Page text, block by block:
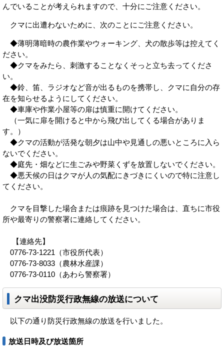
んでいることが考えられますので、十分にご注意ください。
クマに出遭わないために、次のことにご注意ください。
◆薄明薄暗時の農作業やウォーキング、犬の散歩等は控えてく
ださい。
◆クマをみたら、刺激することなくそっと立ち去ってくださ
い。
◆鈴、笛、ラジオなど音が出るものを携帯し、クマに自分の存
在を知らせるようにしてください。
◆車庫や作業小屋等の扉は慎重に開けてください。
（一気に扉を開けると中から飛び出してくる場合がありま
す。）
◆クマの活動が活発な朝夕は山中や見通しの悪いところに入ら
ないでください。
◆庭先・畑などに生ごみや野菜くずを放置しないでください。
◆悪天候の日はクマが人の気配にきづきにくいので特に注意し
てください。
クマを目撃した場合または痕跡を見つけた場合は、直ちに市役
所や最寄りの警察署に連絡してください。
【連絡先】
0776-73-1221（市役所代表）
0776-73-8033（農林水産課）
0776-73-0110（あわら警察署）
クマ出没防災行政無線の放送について
以下の通り防災行政無線の放送を行いました。
放送日時及び放送箇所